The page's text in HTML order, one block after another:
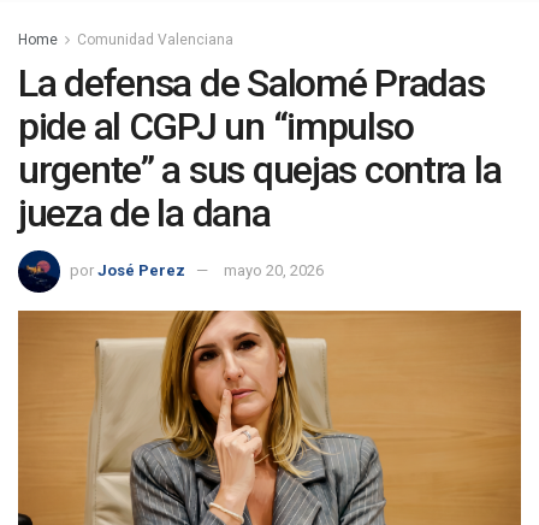
Home Comunidad Valenciana
La defensa de Salomé Pradas
pide al CGPJ un “impulso
urgente” a sus quejas contra la
jueza de la dana
por José Perez mayo 20, 2026